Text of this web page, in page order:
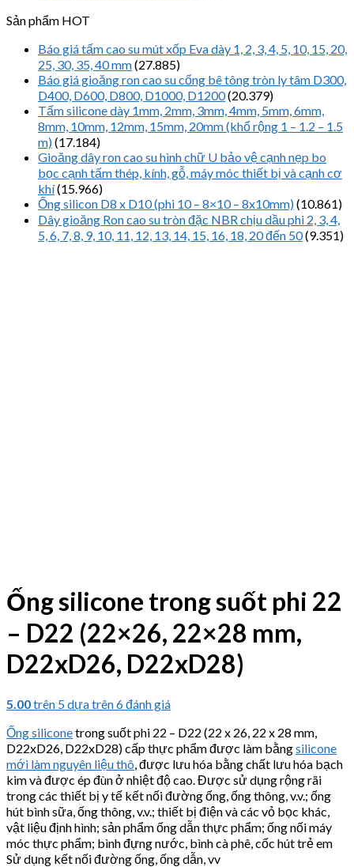
Sản phẩm HOT
Báo giá tấm cao su mút xốp Eva dày 1, 2, 3, 4, 5, 10, 15, 20,
25, 30, 35, 40 mm(27.885)
Báo giá gioăng ron cao su cống bê tông tròn ly tâm D300,
D400, D600, D800, D1000, D1200(20.379)
Tấm silicone dày 1mm, 2mm, 3mm, 4mm, 5mm, 6mm,
8mm, 10mm, 12mm, 15mm, 20mm (khổ rộng 1 – 1.2 – 1.5
m)(17.184)
Gioăng dây ron cao su hình chữ U bảo vệ cạnh nẹp bo
bọc cạnh tấm thép, kính, gỗ, máy móc thiết bị và cạnh cơ
khí(15.966)
Ống silicon D8 x D10 (phi 10 – 8×10 – 8x10mm)(10.861)
Dây gioăng Ron cao su tròn đặc NBR chịu dầu phi 2, 3, 4,
5, 6, 7, 8, 9, 10, 11, 12, 13, 14, 15, 16, 18, 20 đến 50(9.351)
Ống silicone trong suốt phi 22
– D22 (22×26, 22×28 mm,
D22xD26, D22xD28)
5.00trên 5 dựa trên6đánh giá
Ống siliconetrong suốt phi 22 – D22 (22 x 26, 22 x 28 mm,
D22xD26, D22xD28) cấp thực phẩm được làm bằngsilicone
mới làm nguyên liệu thô, được lưu hóa bằng chất lưu hóa bạch
kim và được ép đùn ở nhiệt độ cao. Được sử dụng rộng rãi
trong các thiết bị y tế kết nối đường ống, ống thông, v.v.; ống
hút bình sữa, ống thông, v.v.; thiết bị điện và các vỏ bọc khác,
vật liệu định hình; sản phẩm ống dẫn thực phẩm; ống nối máy
móc thực phẩm; bình đựng nước, bình cà phê, cốc hút trẻ em
Sử dụng kết nối đường ống, ống dẫn, vv